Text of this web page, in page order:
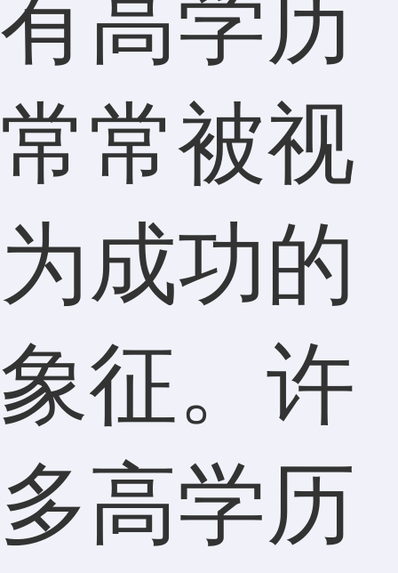
有高学历
常常被视
为成功的
象征。许
多高学历